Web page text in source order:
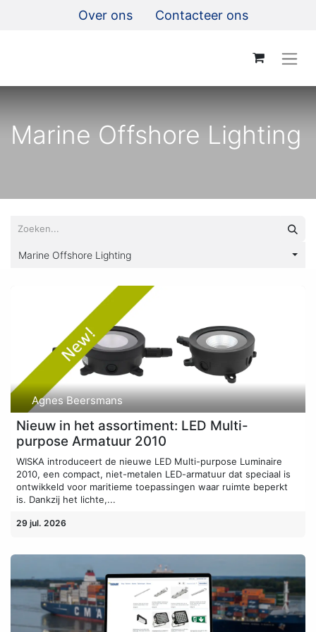
Over ons Contacteer ons
Marine Offshore Lighting
Marine Offshore Lighting
Agnes Beersmans
Nieuw in het assortiment: LED Multi-
purpose Armatuur 2010
WISKA introduceert de nieuwe LED Multi-purpose Luminaire
2010, een compact, niet-metalen LED-armatuur dat speciaal is
ontwikkeld voor maritieme toepassingen waar ruimte beperkt
is. Dankzij het lichte,...
29 jul. 2026